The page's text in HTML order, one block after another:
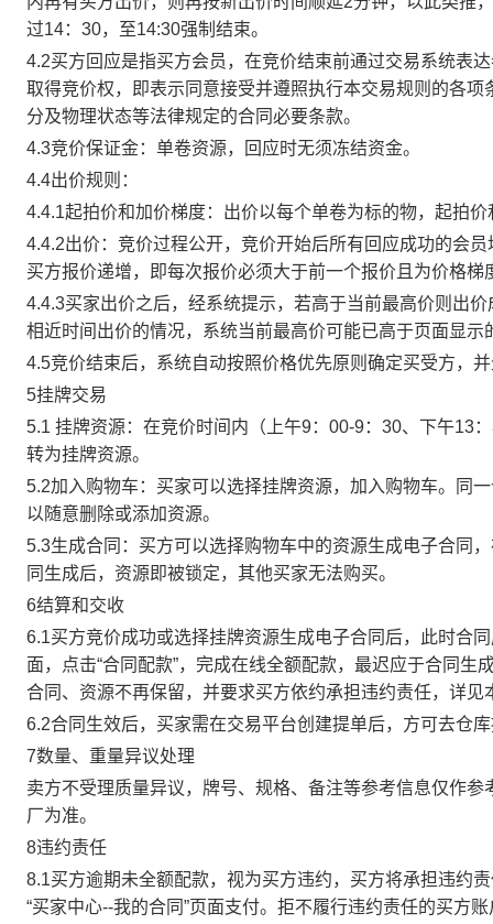
过14：30，至14:30强制结束。
4.2买方回应是指买方会员，在竞价结束前通过交易系统表
取得竞价权，即表示同意接受并遵照执行本交易规则的各
分及物理状态等法律规定的合同必要条款。
4.3竞价保证金：单卷资源，回应时无须冻结资金。
4.4出价规则：
4.4.1起拍价和加价梯度：出价以每个单卷为标的物，起拍
4.4.2出价：竞价过程公开，竞价开始后所有回应成功的会
买方报价递增，即每次报价必须大于前一个报价且为价格
4.4.3买家出价之后，经系统提示，若高于当前最高价则出
相近时间出价的情况，系统当前最高价可能已高于页面显示
4.5竞价结束后，系统自动按照价格优先原则确定买受方，
5挂牌交易
5.1 挂牌资源：在竞价时间内（上午9：00-9：30、下午13
转为挂牌资源。
5.2加入购物车：买家可以选择挂牌资源，加入购物车。同
以随意删除或添加资源。
5.3生成合同：买方可以选择购物车中的资源生成电子合同
同生成后，资源即被锁定，其他买家无法购买。
6结算和交收
6.1买方竞价成功或选择挂牌资源生成电子合同后，此时合
面，点击“合同配款”，完成在线全额配款，最迟应于合同
合同、资源不再保留，并要求买方依约承担违约责任，详见
6.2合同生效后，买家需在交易平台创建提单后，方可去仓
7数量、重量异议处理
卖方不受理质量异议，牌号、规格、备注等参考信息仅作
厂为准。
8违约责任
8.1买方逾期未全额配款，视为买方违约，买方将承担违约
“买家中心--我的合同”页面支付。拒不履行违约责任的买方